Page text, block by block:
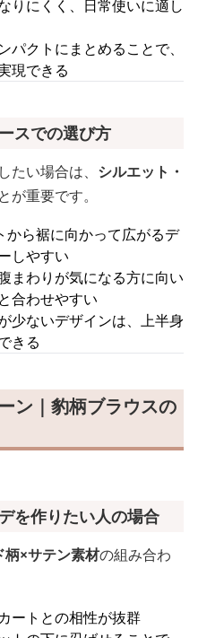
りにくく、日常使いに適し
クトにまとめることで、
現できる
スでの選び方
い場合は、 シルエット・
が重要です。
から裾に向かって広がるデ
しやすい
まわりが気になる方に向い
合わせやすい
少ないデザインは、上半身
きる
ン｜豹柄ブラウスの
を作りたい人の場合
柄×サテン素材の組み合わ
ートとの相性が抜群